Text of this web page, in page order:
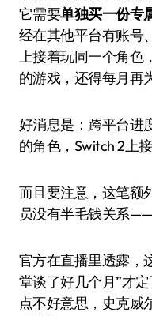
它需要单独买一份专
经在其他平台有账号
上接着玩同一个角色
的游戏，还得每月再
好消息是：跨平台进
的角色，Switch 2上
而且要注意，这笔额
员没有半毛钱关系——
官方在直播里透露，
堂谈了好几个月”才
点不好意思，史克威